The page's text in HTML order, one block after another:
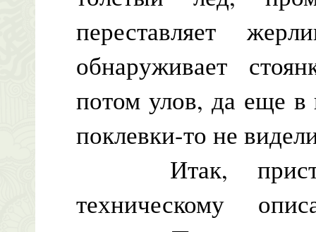
переставляет
обнаруживает
потом улов, да еще в
поклевки-то не
Итак,
техническому